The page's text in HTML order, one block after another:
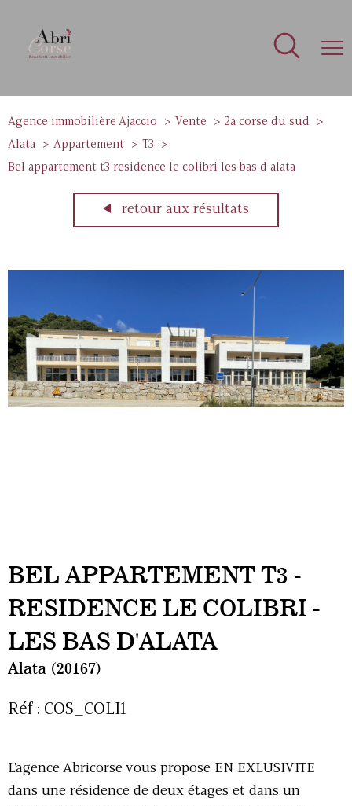
Agence immobilière Ajaccio Vente
2a corse du sud
Alata
Appartement
T3
Bel appartement t3 residence le colibri les bas d alata
retour aux résultats
BEL APPARTEMENT T3 -
RESIDENCE LE COLIBRI -
LES BAS D'ALATA
Alata (20167)
Réf : COS_COLI1
L'agence Abricorse vous propose EN EXLUSIVITE
dans une résidence de deux étages et dans un